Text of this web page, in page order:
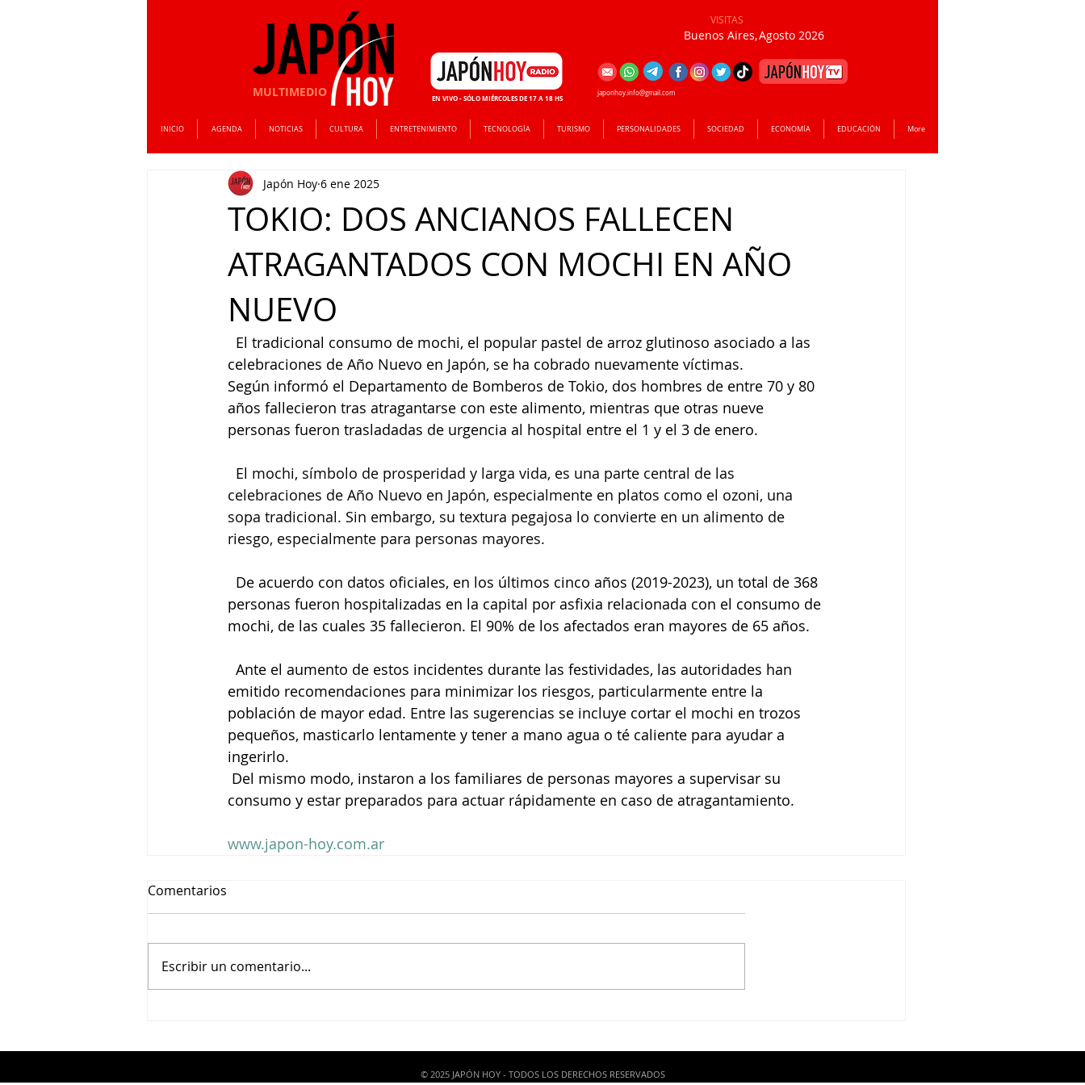
MULTIMEDIO
VISITAS
Buenos Aires,Agosto 2026
INICIO AGENDA NOTICIAS CULTURA ENTRETENIMIENTO TECNOLOGÍA TURISMO PERSONALIDADES SOCIEDAD ECONOMÍA EDUCACIÓN More
EN VIVO - SÓLO MIÉRCOLES DE 17 A 18 HS
japonhoy.info@gmail.com
TOKIO: DOS ANCIANOS FALLECEN
ATRAGANTADOS CON MOCHI EN AÑO
NUEVO
Japón Hoy 6 ene 2025
El tradicional consumo de mochi, el popular pastel de arroz glutinoso asociado a las
celebraciones de Año Nuevo en Japón, se ha cobrado nuevamente víctimas.
Según informó el Departamento de Bomberos de Tokio, dos hombres de entre 70 y 80
años fallecieron tras atragantarse con este alimento, mientras que otras nueve
personas fueron trasladadas de urgencia al hospital entre el 1 y el 3 de enero.
El mochi, símbolo de prosperidad y larga vida, es una parte central de las
celebraciones de Año Nuevo en Japón, especialmente en platos como el ozoni, una
sopa tradicional. Sin embargo, su textura pegajosa lo convierte en un alimento de
riesgo, especialmente para personas mayores.
De acuerdo con datos oficiales, en los últimos cinco años (2019-2023), un total de 368
personas fueron hospitalizadas en la capital por asfixia relacionada con el consumo de
mochi, de las cuales 35 fallecieron. El 90% de los afectados eran mayores de 65 años.
Ante el aumento de estos incidentes durante las festividades, las autoridades han
emitido recomendaciones para minimizar los riesgos, particularmente entre la
población de mayor edad. Entre las sugerencias se incluye cortar el mochi en trozos
pequeños, masticarlo lentamente y tener a mano agua o té caliente para ayudar a
ingerirlo.
Del mismo modo, instaron a los familiares de personas mayores a supervisar su
consumo y estar preparados para actuar rápidamente en caso de atragantamiento.
www.japon-hoy.com.ar
Comentarios
Escribir un comentario...
© 2025 JAPÓN HOY - TODOS LOS DERECHOS RESERVADOS